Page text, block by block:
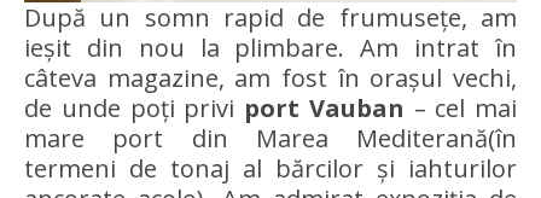
După un somn rapid de frumusețe, am
ieșit din nou la plimbare. Am intrat în
câteva magazine, am fost în orașul vechi,
de unde poți privi port Vauban – cel mai
mare port din Marea Mediterană(în
termeni de tonaj al bărcilor și iahturilor